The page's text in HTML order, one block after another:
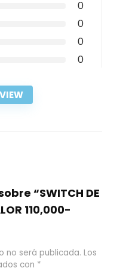
0
0
0
0
“SWITCH DE
110,000-
no será publicada. Los
con *